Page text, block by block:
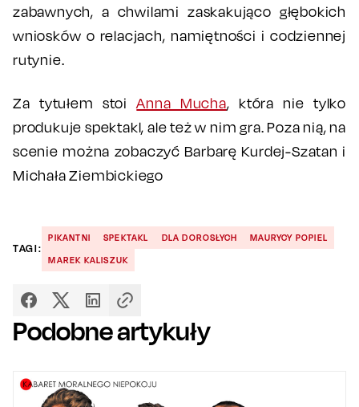
zabawnych, a chwilami zaskakująco głębokich
wniosków o relacjach, namiętności i codziennej
rutynie.
Za tytułem stoiAnna Mucha, która nie tylko
produkuje spektakl, ale też w nim gra. Poza nią, na
scenie można zobaczyć Barbarę Kurdej-Szatan i
Michała Ziembickiego
TAGI:
PIKANTNI SPEKTAKL DLA DOROSŁYCH
MAURYCY POPIEL
MAREK KALISZUK
Podobne artykuły